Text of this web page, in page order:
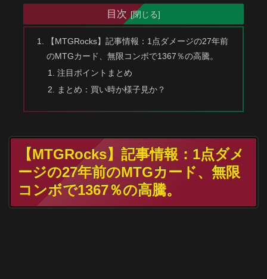
目次
【MTGRocks】記事情報：1点ダメージの27年前
のMTGカード、無限コンボで1367％の高騰。
注目ポイントまとめ
まとめ：買い時か様子見か？
【MTGRocks】記事情報：1点ダメ
ージの27年前のMTGカード、無限
コンボで1367％の高騰。